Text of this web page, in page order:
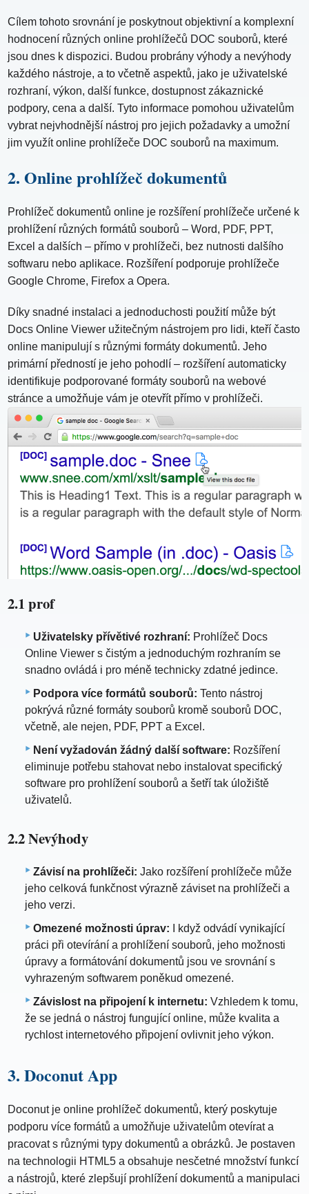
Cílem tohoto srovnání je poskytnout objektivní a komplexní
hodnocení různých online prohlížečů DOC souborů, které
jsou dnes k dispozici. Budou probrány výhody a nevýhody
každého nástroje, a to včetně aspektů, jako je uživatelské
rozhraní, výkon, další funkce, dostupnost zákaznické
podpory, cena a další. Tyto informace pomohou uživatelům
vybrat nejvhodnější nástroj pro jejich požadavky a umožní
jim využít online prohlížeče DOC souborů na maximum.
2. Online prohlížeč dokumentů
Prohlížeč dokumentů online je rozšíření prohlížeče určené k
prohlížení různých formátů souborů – Word, PDF, PPT,
Excel a dalších – přímo v prohlížeči, bez nutnosti dalšího
softwaru nebo aplikace. Rozšíření podporuje prohlížeče
Google Chrome, Firefox a Opera.
Díky snadné instalaci a jednoduchosti použití může být
Docs Online Viewer užitečným nástrojem pro lidi, kteří často
online manipulují s různými formáty dokumentů. Jeho
primární předností je jeho pohodlí – rozšíření automaticky
identifikuje podporované formáty souborů na webové
stránce a umožňuje vám je otevřít přímo v prohlížeči.
2.1 prof
Uživatelsky přívětivé rozhraní: Prohlížeč Docs
Online Viewer s čistým a jednoduchým rozhraním se
snadno ovládá i pro méně technicky zdatné jedince.
Podpora více formátů souborů: Tento nástroj
pokrývá různé formáty souborů kromě souborů DOC,
včetně, ale nejen, PDF, PPT a Excel.
Není vyžadován žádný další software: Rozšíření
eliminuje potřebu stahovat nebo instalovat specifický
software pro prohlížení souborů a šetří tak úložiště
uživatelů.
2.2 Nevýhody
Závisí na prohlížeči: Jako rozšíření prohlížeče může
jeho celková funkčnost výrazně záviset na prohlížeči a
jeho verzi.
Omezené možnosti úprav: I když odvádí vynikající
práci při otevírání a prohlížení souborů, jeho možnosti
úpravy a formátování dokumentů jsou ve srovnání s
vyhrazeným softwarem poněkud omezené.
Závislost na připojení k internetu: Vzhledem k tomu,
že se jedná o nástroj fungující online, může kvalita a
rychlost internetového připojení ovlivnit jeho výkon.
3. Doconut App
Doconut je online prohlížeč dokumentů, který poskytuje
podporu více formátů a umožňuje uživatelům otevírat a
pracovat s různými typy dokumentů a obrázků. Je postaven
na technologii HTML5 a obsahuje nesčetné množství funkcí
a nástrojů, které zlepšují prohlížení dokumentů a manipulaci